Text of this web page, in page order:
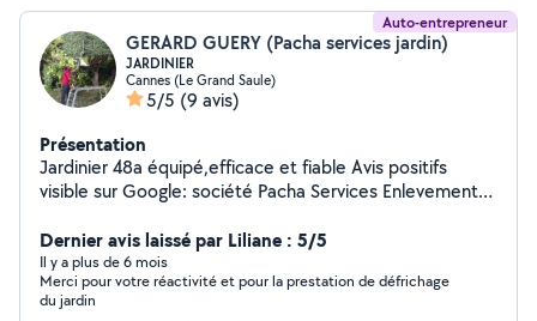
Auto-entrepreneur
GERARD GUERY (Pacha services jardin)
JARDINIER
Cannes (Le Grand Saule)
5/5 (9 avis)
Présentation
Jardinier 48a équipé,efficace et fiable Avis positifs
visible sur Google: société Pacha Services Enlevements
énormes)
Dernier avis laissé par Liliane : 5/5
Il y a plus de 6 mois
Merci pour votre réactivité et pour la prestation de défrichage
du jardin